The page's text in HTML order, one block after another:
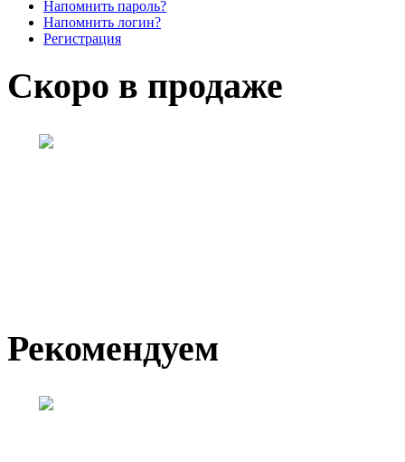
Напомнить пароль?
Напомнить логин?
Регистрация
Скоро в продаже
Рекомендуем